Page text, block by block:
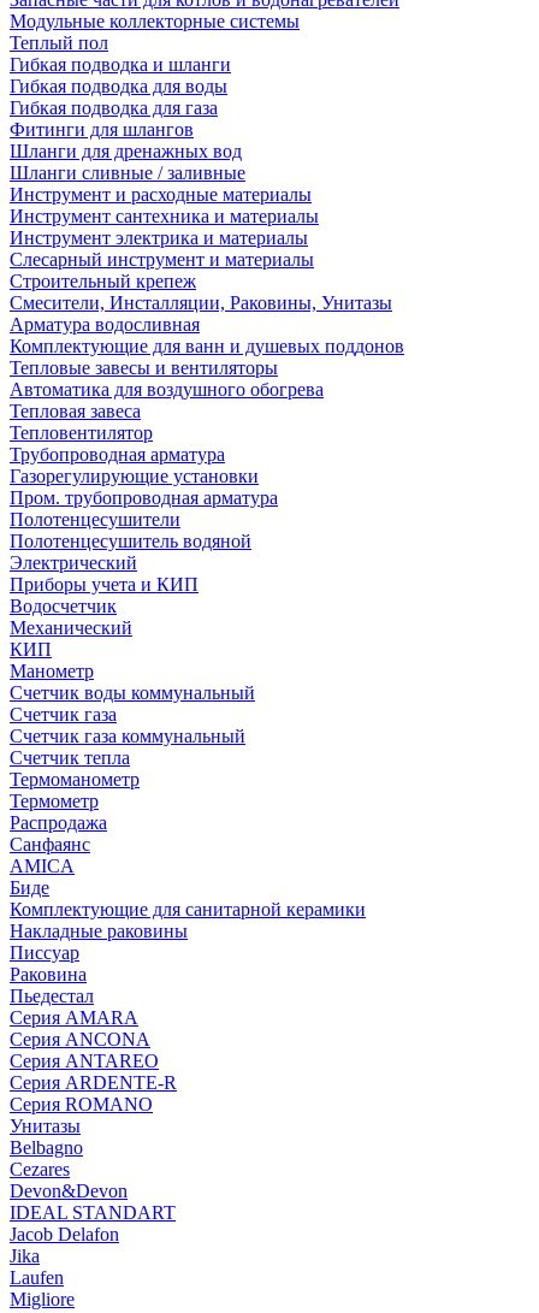
Модульные коллекторные системы
Теплый пол
Гибкая подводка и шланги
Гибкая подводка для воды
Гибкая подводка для газа
Фитинги для шлангов
Шланги для дренажных вод
Шланги сливные / заливные
Инструмент и расходные материалы
Инструмент сантехника и материалы
Инструмент электрика и материалы
Слесарный инструмент и материалы
Строительный крепеж
Смесители, Инсталляции, Раковины, Унитазы
Арматура водосливная
Комплектующие для ванн и душевых поддонов
Тепловые завесы и вентиляторы
Автоматика для воздушного обогрева
Тепловая завеса
Тепловентилятор
Трубопроводная арматура
Газорегулирующие установки
Пром. трубопроводная арматура
Полотенцесушители
Полотенцесушитель водяной
Электрический
Приборы учета и КИП
Водосчетчик
Механический
КИП
Манометр
Счетчик воды коммунальный
Счетчик газа
Счетчик газа коммунальный
Счетчик тепла
Термоманометр
Термометр
Распродажа
Санфаянс
AMICA
Биде
Комплектующие для санитарной керамики
Накладные раковины
Писсуар
Раковина
Пьедестал
Серия AMARA
Серия ANCONA
Серия ANTAREO
Серия ARDENTE-R
Серия ROMANO
Унитазы
Belbagno
Cezares
Devon&Devon
IDEAL STANDART
Jacob Delafon
Jika
Laufen
Migliore